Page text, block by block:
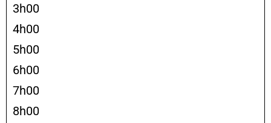
3h00
4h00
5h00
6h00
7h00
8h00